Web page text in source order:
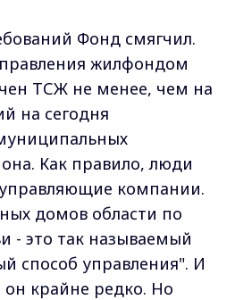
Фонд смягчил.
жилфондом
ТСЖ не менее, чем на
на сегодня
Как правило, люди
компании.
домов области по
- это так называемый
способ управления". И
он крайне редко. Но